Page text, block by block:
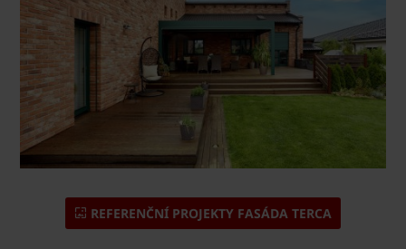
REFERENČNÍ PROJEKTY FASÁDA TERCA